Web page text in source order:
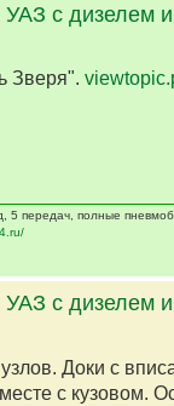
УАЗ с дизелем
Зверя".
передач, полные
УАЗ с дизелем
Доки с
с кузовом.